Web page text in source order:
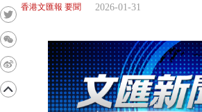
香港文匯報 要聞 2026-01-31